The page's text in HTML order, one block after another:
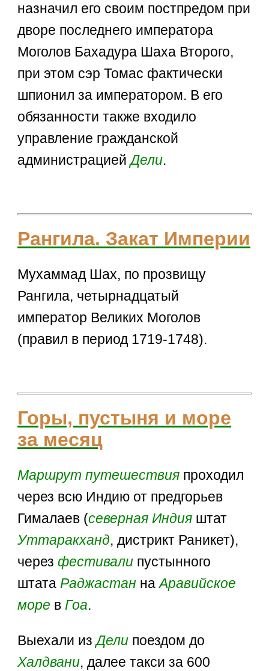
назначил его своим постпредом при
дворе последнего императора
Моголов Бахадура Шаха Второго,
при этом сэр Томас фактически
шпионил за императором. В его
обязанности также входило
управление гражданской
администрациейДели.
Рангила. Закат Империи
Мухаммад Шах, по прозвищу
Рангила, четырнадцатый
император Великих Моголов
(правил в период 1719-1748).
Горы, пустыня и море
за месяц
Маршрут путешествия проходил
через всю Индию от предгорьев
Гималаев (северная Индия штат
Уттаракханд, дистрикт Раникет),
черезфестивали пустынного
штатаРаджастан наАравийское
море вГоа.
Выехали изДели поездом до
Халдвани, далее такси за 600